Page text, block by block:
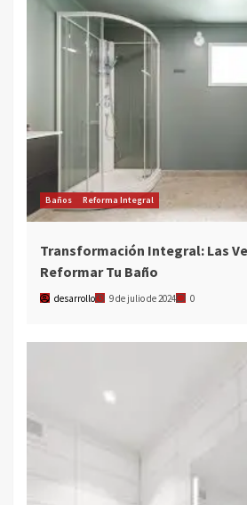
Baños Reforma Integral
Transformación Integral: Las
Reformar Tu Baño
desarrollo 9 de julio de 2024 0